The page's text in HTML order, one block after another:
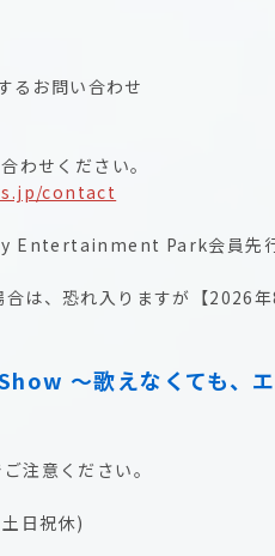
るお問い合わせ
わせください。
contact
Park会員先行
は、恐れ入りますが【2026
〜歌えなくても、エ
注意ください。
日祝休)